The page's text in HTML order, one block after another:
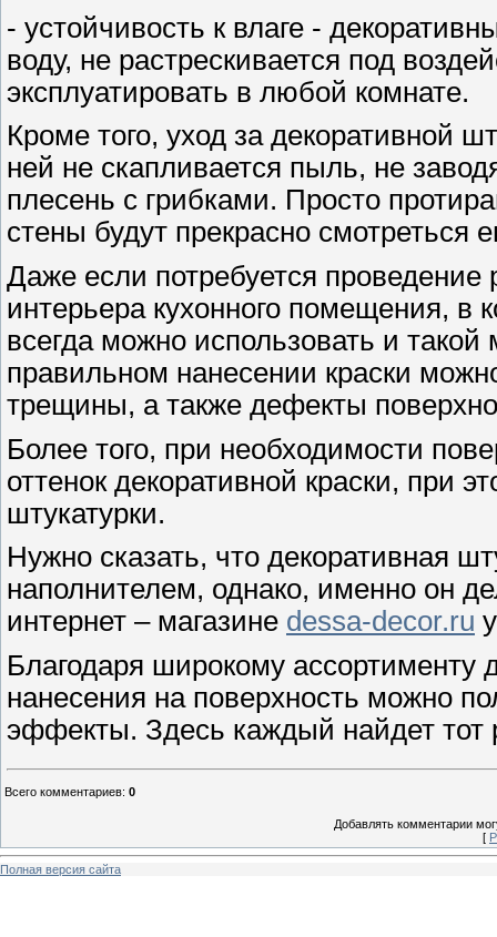
- устойчивость к влаге -
воду, не растрескивается под
эксплуатировать в любой комнате.
Кроме того, уход за декоративной
ней не скапливается пыль, не
плесень с грибками. Просто
стены будут прекрасно смотреться
Даже если потребуется
интерьера кухонного помещения, в
всегда можно использовать и такой
правильном нанесении краски
трещины, а также дефекты
Более того, при необходимости
оттенок декоративной краски, при
штукатурки.
Нужно сказать, что декоративная
наполнителем, однако, именно он
интернет – магазине dessa-decor.ru
Благодаря широкому ассортименту
нанесения на поверхность можно
эффекты. Здесь каждый найдет тот
Всего комментариев: 0
Добавлять комментарии
[
Полная версия сайта